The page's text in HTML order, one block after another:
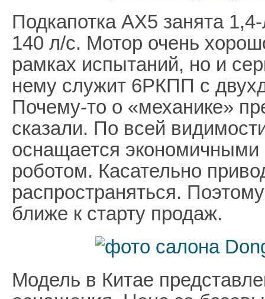
Подкапотка AX5 занята
140 л/с. Мотор очень
рамках испытаний, но и
нему служит 6РКПП с
Почему-то о «механике»
сказали. По всей
оснащается экономичными
роботом. Касательно
распространяться.
ближе к старту продаж.
Модель в Китае